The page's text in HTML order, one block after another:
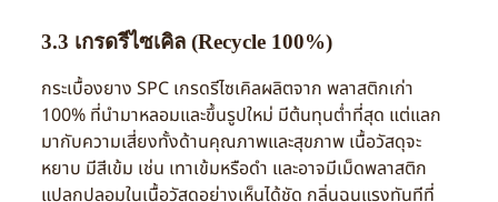
3.3 เกรดรีไซเคิล (Recycle 100%)
กระเบื้องยาง SPC เกรดรีไซเคิลผลิตจาก พลาสติกเก่า
100% ที่นำมาหลอมและขึ้นรูปใหม่ มีต้นทุนต่ำที่สุด แต่แลก
มากับความเสี่ยงทั้งด้านคุณภาพและสุขภาพ เนื้อวัสดุจะ
หยาบ มีสีเข้ม เช่น เทาเข้มหรือดำ และอาจมีเม็ดพลาสติก
แปลกปลอมในเนื้อวัสดุอย่างเห็นได้ชัด กลิ่นฉุนแรงทันทีที่